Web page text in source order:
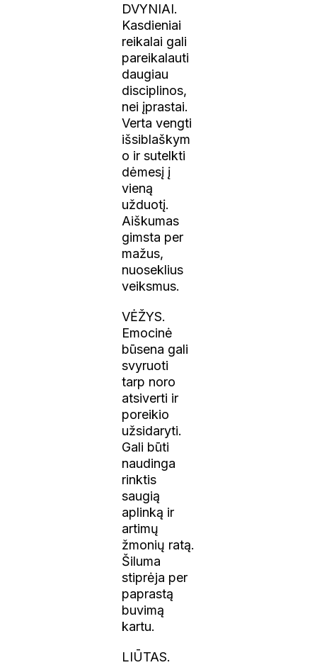
DVYNIAI.
Kasdieniai
reikalai gali
pareikalauti
daugiau
disciplinos,
nei įprastai.
Verta vengti
išsiblaškym
o ir sutelkti
dėmesį į
vieną
užduotį.
Aiškumas
gimsta per
mažus,
nuoseklius
veiksmus.
VĖŽYS.
Emocinė
būsena gali
svyruoti
tarp noro
atsiverti ir
poreikio
užsidaryti.
Gali būti
naudinga
rinktis
saugią
aplinką ir
artimų
žmonių ratą.
Šiluma
stiprėja per
paprastą
buvimą
kartu.
LIŪTAS.